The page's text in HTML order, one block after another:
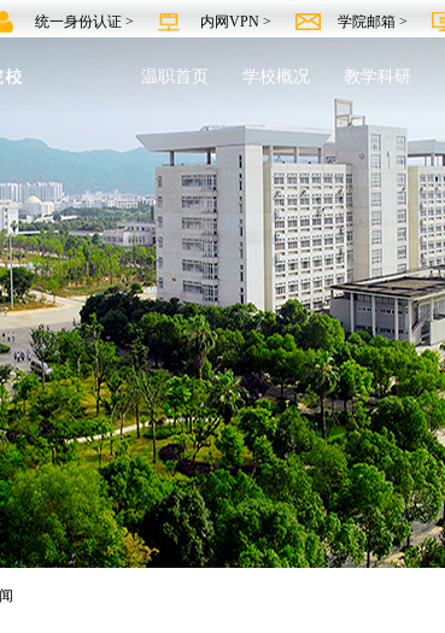
统一身份认证 > 内网VPN > 学院邮箱 >
温职首页 学校概况 教学科研